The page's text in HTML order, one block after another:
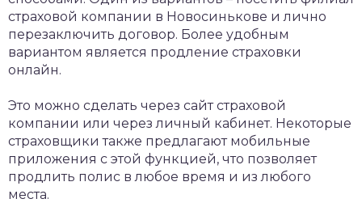
страховой компании в Новосинькове и лично
перезаключить договор. Более удобным
вариантом является продление страховки
онлайн.
Это можно сделать через сайт страховой
компании или через личный кабинет. Некоторые
страховщики также предлагают мобильные
приложения с этой функцией, что позволяет
продлить полис в любое время и из любого
места.